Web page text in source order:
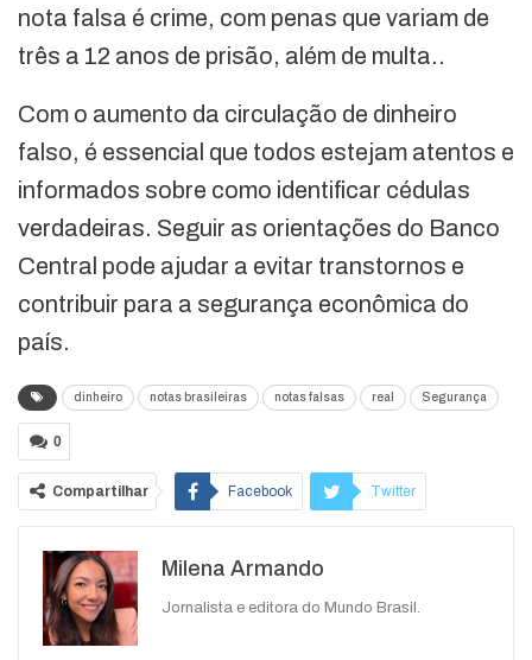
nota falsa é crime, com penas que variam de
três a 12 anos de prisão, além de multa..
Com o aumento da circulação de dinheiro
falso, é essencial que todos estejam atentos e
informados sobre como identificar cédulas
verdadeiras. Seguir as orientações do Banco
Central pode ajudar a evitar transtornos e
contribuir para a segurança econômica do
país.
dinheiro notas brasileiras notas falsas real Segurança
0
Compartilhar Facebook Twitter
WhatsApp
Milena Armando
Jornalista e editora do Mundo Brasil.